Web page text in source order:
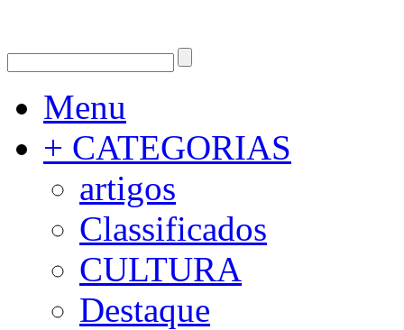
Menu
+ CATEGORIAS
artigos
Classificados
CULTURA
Destaque